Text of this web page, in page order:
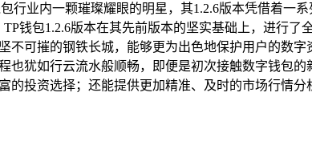
业内一颗璀璨耀眼的明星，其1.2.6版本凭借着一
钱包1.2.6版本在其先前版本的坚实基础上，进行了
可摧的钢铁长城，能够更为出色地保护用户的数
犹如行云流水般顺畅，即便是初次接触数字钱包
投资选择；还能提供更加精准、及时的市场行情